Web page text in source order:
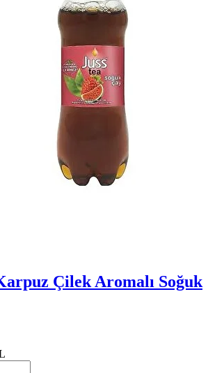
Çilek Aromalı Soğuk